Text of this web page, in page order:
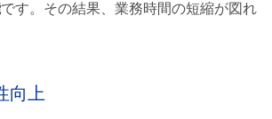
です。その結果、業務時間の短縮が図れ
向上